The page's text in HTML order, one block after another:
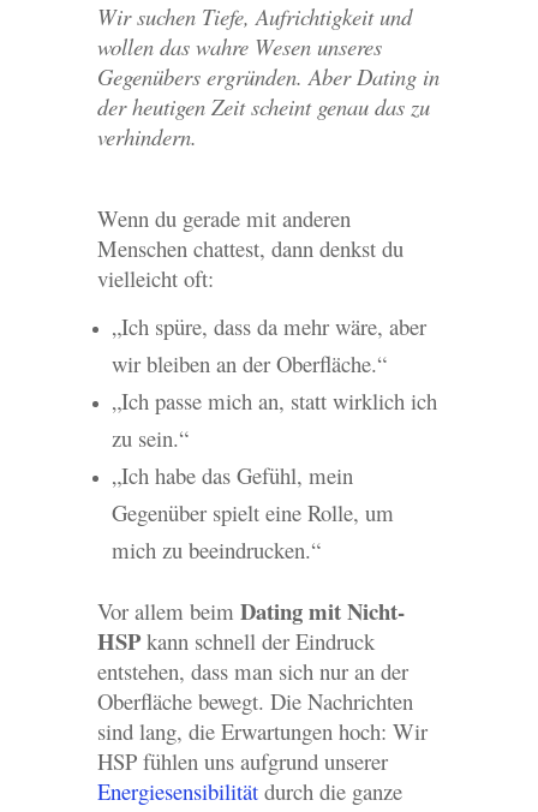
Wir suchen Tiefe, Aufrichtigkeit und
wollen das wahre Wesen unseres
Gegenübers ergründen. Aber Dating in
der heutigen Zeit scheint genau das zu
verhindern.
Wenn du gerade mit anderen
Menschen chattest, dann denkst du
vielleicht oft:
„Ich spüre, dass da mehr wäre, aber
wir bleiben an der Oberfläche.“
„Ich passe mich an, statt wirklich ich
zu sein.“
„Ich habe das Gefühl, mein
Gegenüber spielt eine Rolle, um
mich zu beeindrucken.“
Vor allem beim Dating mit Nicht-
HSPkann schnell der Eindruck
entstehen, dass man sich nur an der
Oberfläche bewegt. Die Nachrichten
sind lang, die Erwartungen hoch: Wir
HSP fühlen uns aufgrund unserer
Energiesensibilitätdurch die ganze